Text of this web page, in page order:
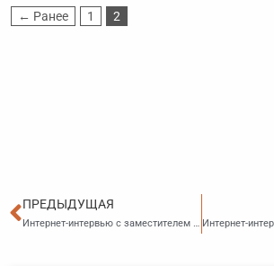
← Ранее 1 2
Пред
ПРЕДЫДУЩАЯ
Интернет-интервью с заместителем руководителя Приморского УФАС России Ни Андреем Владимировичем на тему: «Порядок подачи жалобы в УФАС»